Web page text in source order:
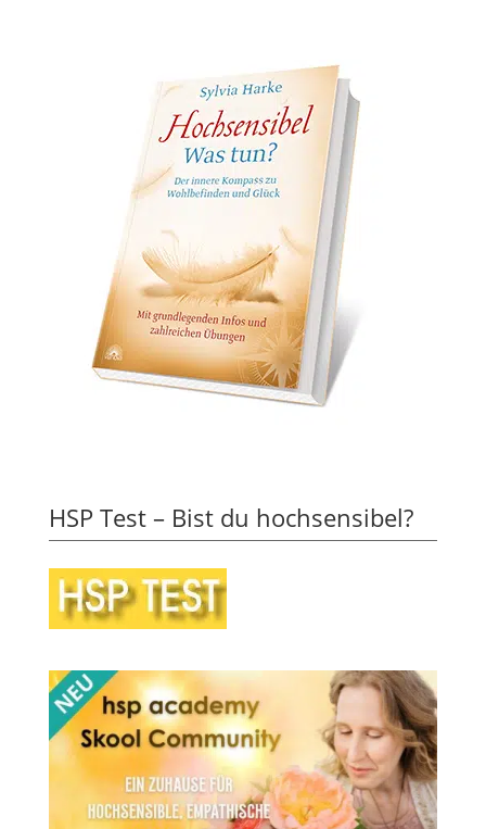
HSP Test – Bist du hochsensibel?